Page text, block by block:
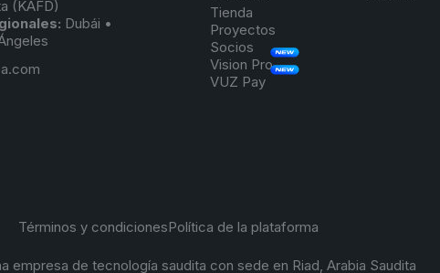
(KAFD)
Dubái •
Tienda
Proyectos
Socios
Vision Pro
VUZ Pay
Términos y condicionesPolítica de la plataforma
empresa de tecnología saudita con sede en Riad, Arabia Saudita